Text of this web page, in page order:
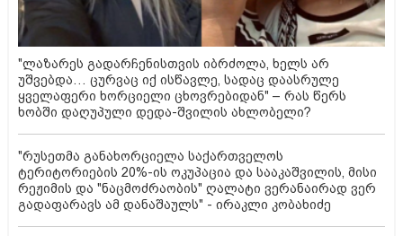
"ლაზარეს გადარჩენისთვის იბრძოლა, ხელს არ
უშვებდა… ცურვაც იქ ისწავლე, სადაც დაასრულე
ყველაფერი ხორციელი ცხოვრებიდან" – რას წერს
ხობში დაღუპული დედა-შვილის ახლობელი?
"რუსეთმა განახორციელა საქართველოს
ტერიტორიების 20%-ის ოკუპაცია და სააკაშვილის, მისი
რეჟიმის და "ნაცმოძრაობის" ღალატი ვერანაირად ვერ
გადაფარავს ამ დანაშაულს" - ირაკლი კობახიძე